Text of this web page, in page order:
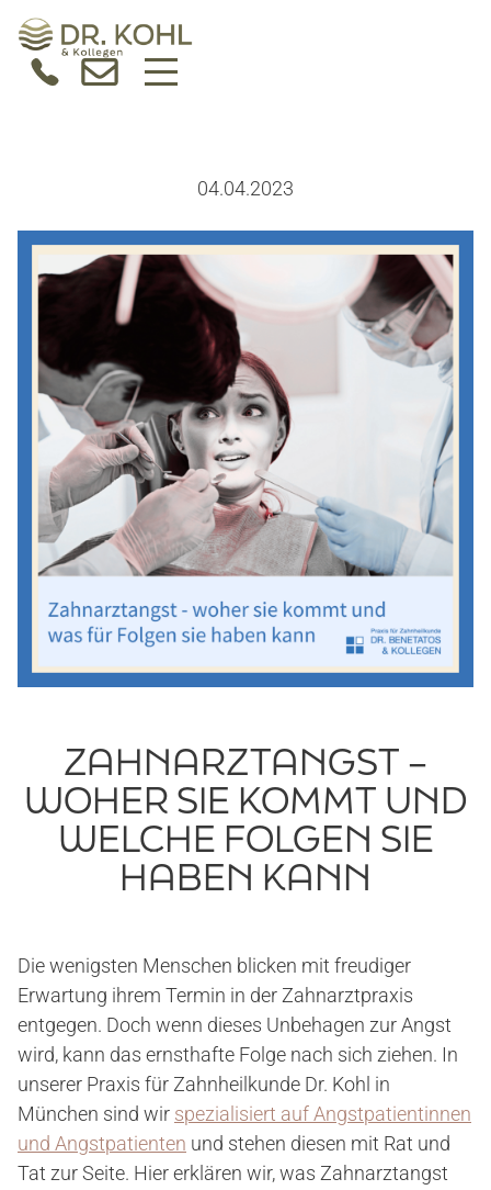
04.04.2023
ZAHNARZTANGST –
WOHER SIE KOMMT UND
WELCHE FOLGEN SIE
HABEN KANN
Die wenigsten Menschen blicken mit freudiger
Erwartung ihrem Termin in der Zahnarztpraxis
entgegen. Doch wenn dieses Unbehagen zur Angst
wird, kann das ernsthafte Folge nach sich ziehen. In
unserer Praxis für Zahnheilkunde Dr. Kohl in
München sind wir spezialisiert auf Angstpatientinnen
und Angstpatienten und stehen diesen mit Rat und
Tat zur Seite. Hier erklären wir, was Zahnarztangst